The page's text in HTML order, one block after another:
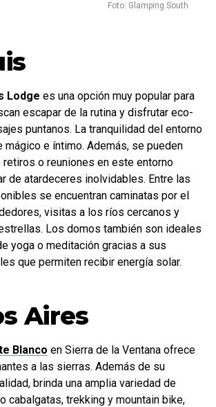
Foto: Glamping South
Lodge es una opción muy popular para
escapar de la rutina y disfrutar eco-
puntanos. La tranquilidad del entorno
mágico e íntimo. Además, se pueden
o reuniones en este entorno
de atardeceres inolvidables. Entre las
se encuentran caminatas por el
visitas a los ríos cercanos y
Los domos también son ideales
yoga o meditación gracias a sus
que permiten recibir energía solar.
Aires
Blanco en Sierra de la Ventana ofrece
a las sierras. Además de su
brinda una amplia variedad de
cabalgatas, trekking y mountain bike,